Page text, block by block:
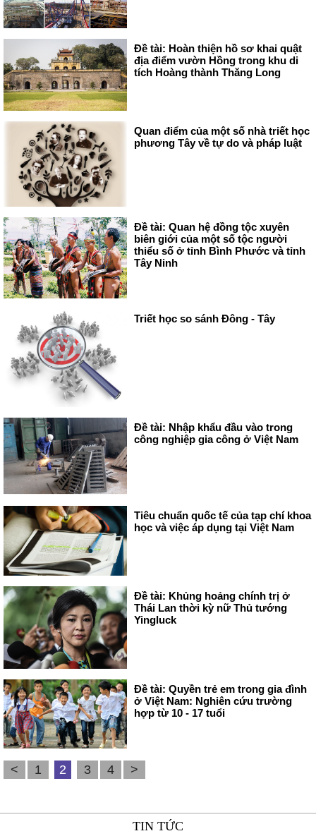
Đề tài: Hoàn thiện hồ sơ khai quật
địa điểm vườn Hồng trong khu di
tích Hoàng thành Thăng Long
Quan điểm của một số nhà triết học
phương Tây về tự do và pháp luật
Đề tài: Quan hệ đồng tộc xuyên
biên giới của một số tộc người
thiểu số ở tỉnh Bình Phước và tỉnh
Tây Ninh
Triết học so sánh Đông - Tây
Đề tài: Nhập khẩu đầu vào trong
công nghiệp gia công ở Việt Nam
Tiêu chuẩn quốc tế của tạp chí khoa
học và việc áp dụng tại Việt Nam
Đề tài: Khủng hoảng chính trị ở
Thái Lan thời kỳ nữ Thủ tướng
Yingluck
Đề tài: Quyền trẻ em trong gia đình
ở Việt Nam: Nghiên cứu trường
hợp từ 10 - 17 tuổi
< 1 2 3 4 >
TIN TỨC